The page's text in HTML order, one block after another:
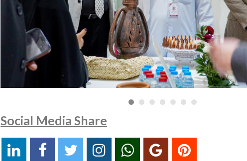
Social Media Share